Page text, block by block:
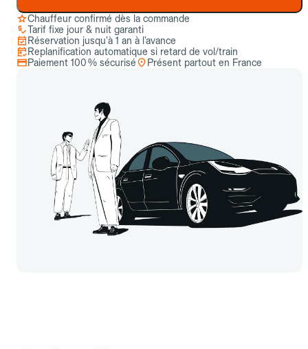
Chauffeur confirmé dès la commande
Tarif fixe jour & nuit garanti
Réservation jusqu’à 1 an à l’avance
Replanification automatique si retard de vol/train
Paiement 100 % sécurisé
Présent partout en France